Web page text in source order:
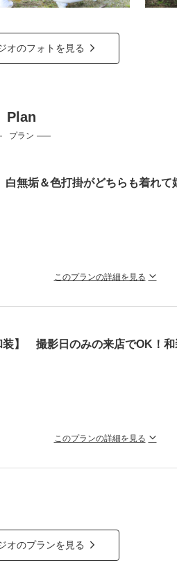
オのフォトを見る
Plan
プラン
無垢＆色打掛がどちらも着れて
このプランの詳細を見る
写真が撮れちゃいます♬
家族と撮影 家族用衣装
】 撮影日のみの来店でOK！和
このプランの詳細を見る
！おしゃれなスタジオで和装を着て
オのプランを見る